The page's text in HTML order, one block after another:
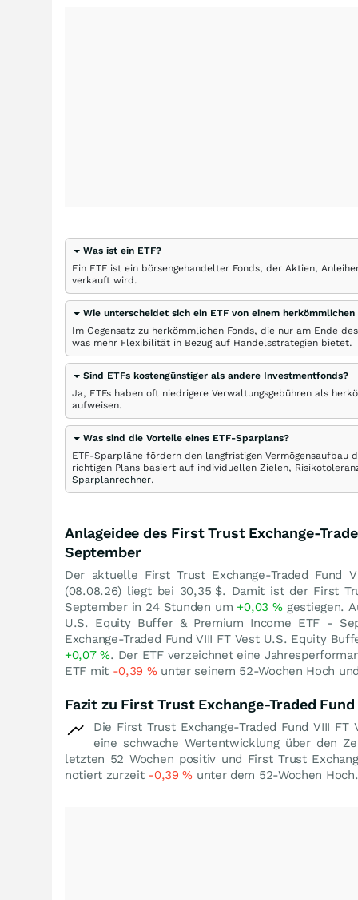
Was ist ein ETF?
Ein ETF ist ein börsengehandelter Fonds, der Aktien,
verkauft wird.
Wie unterscheidet sich ein ETF von einem herkömmlichen
Im Gegensatz zu herkömmlichen Fonds, die nur am Ende
was mehr Flexibilität in Bezug auf Handelsstrategien bietet.
Sind ETFs kostengünstiger als andere Investmentfonds?
Ja, ETFs haben oft niedrigere Verwaltungsgebühren als
aufweisen.
Was sind die Vorteile eines ETF-Sparplans?
ETF-Sparpläne fördern den langfristigen Vermögensaufbau
richtigen Plans basiert auf individuellen Zielen,
Sparplanrechner.
Anlageidee des First Trust Exchange-
September
Der aktuelle First Trust Exchange-Traded Fund
(08.08.26) liegt bei 30,35 $. Damit ist der First
September in 24 Stunden um +0,03%gestiegen.
U.S. Equity Buffer & Premium Income ETF -
Exchange-Traded Fund VIII FT Vest U.S. Equity
+0,07%. Der ETF verzeichnet eine
ETF mit -0,39 %unter seinem 52-Wochen Hoch und
Fazit zu First Trust Exchange-Traded
Die First Trust Exchange-Traded Fund VIII
eine schwache Wertentwicklung über den
letzten 52 Wochen positiv und First Trust
notiert zurzeit -0,39% unter dem 52-Wochen Hoch.